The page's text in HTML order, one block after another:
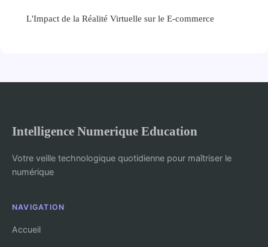
L'Impact de la Réalité Virtuelle sur le E-commerce
Intelligence Numerique Education
Votre veille technologique quotidienne pour maîtriser le
numérique
NAVIGATION
Accueil